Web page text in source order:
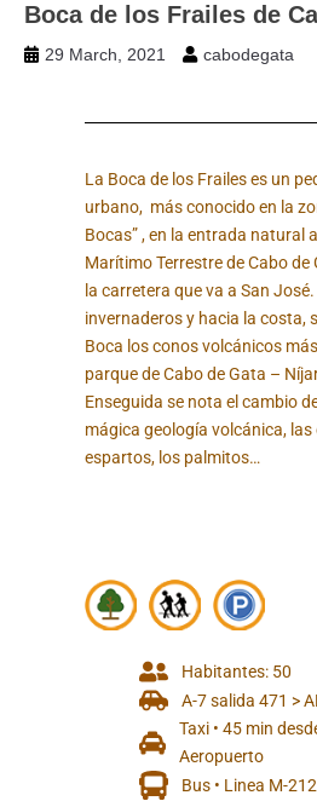
Boca de los Frailes de
29 March, 2021 cabodegata
La Boca de los Frailes es un
urbano, más conocido en la
Bocas” , en la entrada natural
Marítimo Terrestre de Cabo de
la carretera que va a San
invernaderos y hacia la costa,
Boca los conos volcánicos
parque de Cabo de Gata –
Enseguida se nota el cambio
mágica geología volcánica,
espartos, los palmitos…
Habitantes: 50
A-7 salida 471 >
Taxi • 45 min
Aeropuerto
Bus • Linea M-